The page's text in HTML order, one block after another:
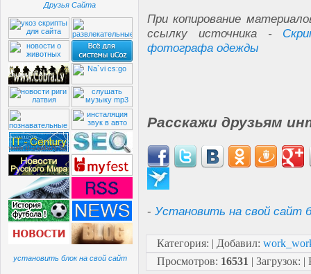
Друзья Сайта
установить блок на свой сайт
При копирование
ссылку источника -
фотографа одежды
Расскажи друзьям
- Установить на свой сайт
Категория: | Добавил:
Просмотров: 16531 | Загрузок: |